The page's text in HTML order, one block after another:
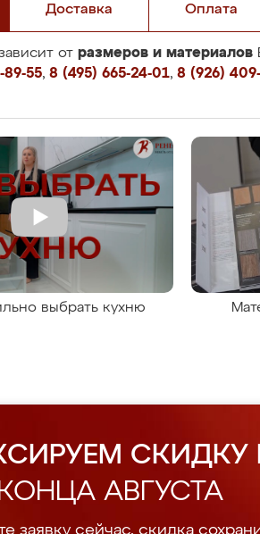
Доставка Оплата
от размеров и материалов
55, 8 (495) 665-24-01, 8 (926)
выбрать кухню
СКИДКУ
АВГУСТА
заявку сейчас, скидка